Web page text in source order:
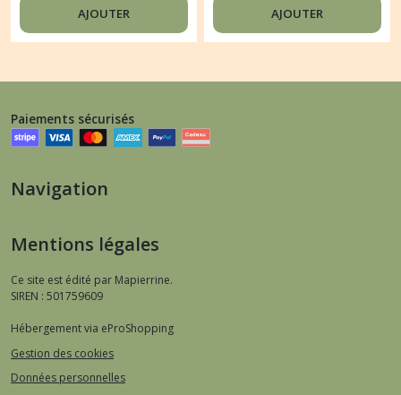
AJOUTER AJOUTER
Paiements sécurisés
Navigation
Mentions légales
Ce site est édité par Mapierrine.
SIREN : 501759609
Hébergement via eProShopping
Gestion des cookies
Données personnelles